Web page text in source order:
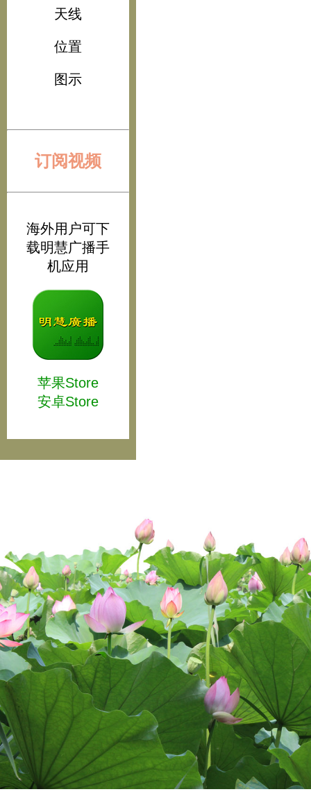
天线
位置
图示
订阅视频
海外用户可下
载明慧广播手
机应用
苹果Store
安卓Store